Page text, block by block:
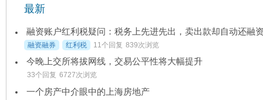
最新
融资融券 红利税 11个回复 839次浏览
今晚上交所将拔网线，交易公平性将大幅提升
33个回复 6727次浏览
一个房产中介眼中的上海房地产